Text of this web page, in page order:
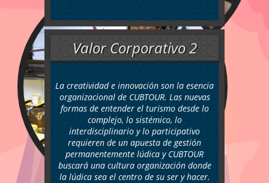
Valor Corporativo 2
La creatividad e innovación son la esencia
organizacional de CUBTOUR. Las nuevas
formas de entender el turismo desde lo
complejo, lo sistémico, lo
interdisciplinario y lo participativo
requieren de un apuesta de gestión
permanentemente lúdica y CUBTOUR
buscará una cultura organización donde
la lúdica sea el centro de su ser y hacer.